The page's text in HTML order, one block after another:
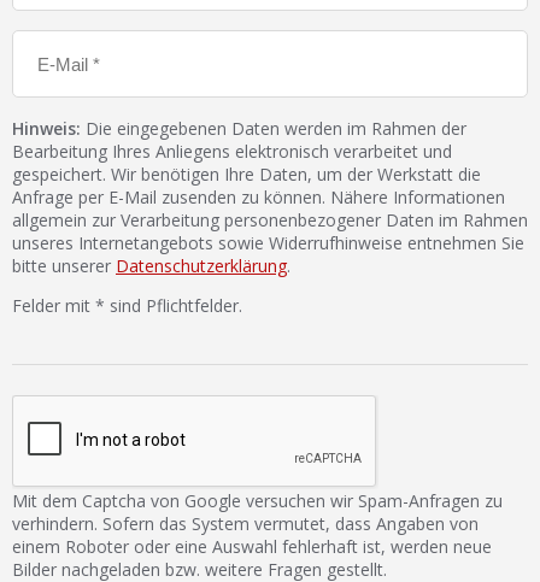
Hinweis: Die eingegebenen Daten werden im Rahmen der
Bearbeitung Ihres Anliegens elektronisch verarbeitet und
gespeichert. Wir benötigen Ihre Daten, um der Werkstatt die
Anfrage per E-Mail zusenden zu können. Nähere Informationen
allgemein zur Verarbeitung personenbezogener Daten im Rahmen
unseres Internetangebots sowie Widerrufhinweise entnehmen Sie
bitte unserer Datenschutzerklärung.
Felder mit * sind Pflichtfelder.
Mit dem Captcha von Google versuchen wir Spam-Anfragen zu
verhindern. Sofern das System vermutet, dass Angaben von
einem Roboter oder eine Auswahl fehlerhaft ist, werden neue
Bilder nachgeladen bzw. weitere Fragen gestellt.